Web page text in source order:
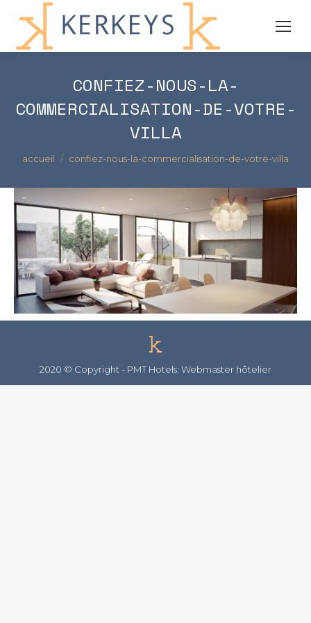
CONFIEZ-NOUS-LA-
COMMERCIALISATION-DE-VOTRE-
VILLA
Vous êtes ici :
accueil confiez-nous-la-commercialisation-de-votre-villa
2020 © Copyright - PMT Hotels: Webmaster hôtelier